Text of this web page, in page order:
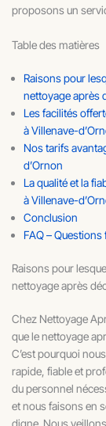
proposons un
Table des matières
Raisons pour
nettoyage après
Les facilités
à Villenave-
Nos tarifs
d’Ornon
La qualité et la
à Villenave-
Conclusion
FAQ –
Raisons pour
nettoyage après
Chez Nettoyage
que le nettoyage
C’est pourquoi
rapide, fiable et
du personnel
et nous faisons en